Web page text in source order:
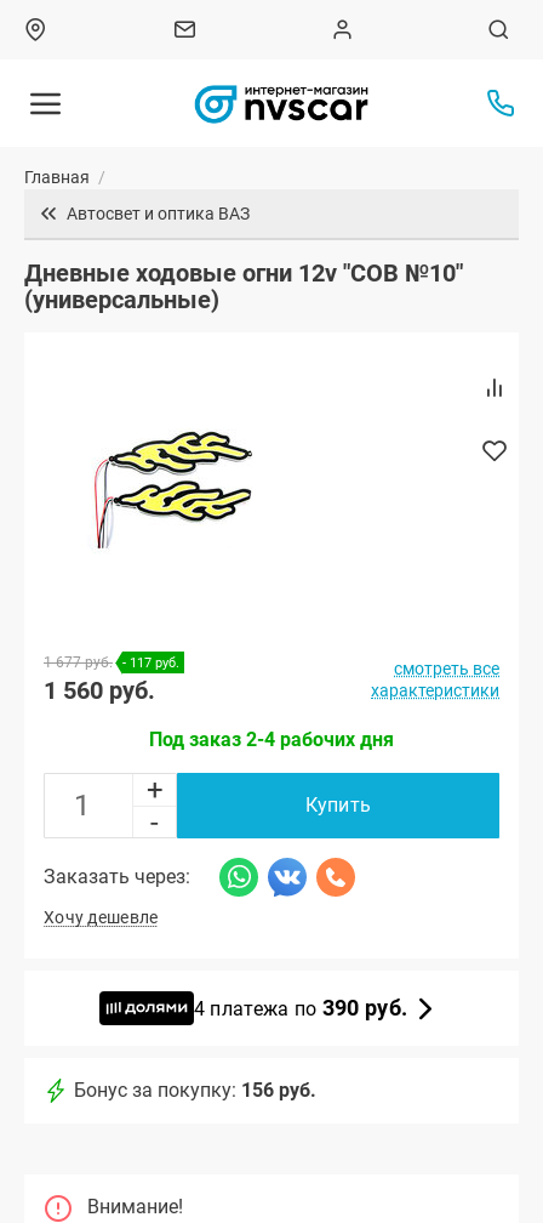
Главная /
Автосвет и оптика ВАЗ
Дневные ходовые огни 12v "COB №10"
(универсальные)
1 677 руб. - 117 руб.
1 560 руб.
смотреть все
характеристики
Под заказ 2-4 рабочих дня
+
-
Купить
Заказать через:
Хочу дешевле
4 платежа по 390 руб.
Бонус за покупку: 156 руб.
Внимание!